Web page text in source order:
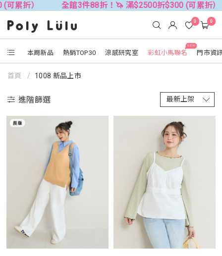
累折） 全館3件88折！🦄 滿$2500折$300 (可累折）
本周新品 熱銷TOP30 涼感研究室
NEW
彩虹小馬聯名 門市資
0 0
首頁 1008 新品上市
進階篩選